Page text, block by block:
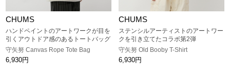
CHUMS
ハンドペイントのアートワークが目を
引くアウトドア感のあるトートバッグ
守矢努 Canvas Rope Tote Bag
6,930円
CHUMS
ステンシルアーティストのアートワー
クを引き立てたコラボ第2弾
守矢努 Old Booby T-Shirt
6,930円